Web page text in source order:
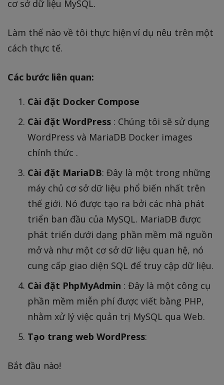
cơ sở dữ liệu MySQL.
Làm thế nào về tôi thực hiện ví dụ nêu trên một
cách thực tế.
Các bước liên quan:
Cài đặt Docker Compose
Cài đặt WordPress : Chúng tôi sẽ sử dụng
WordPress và MariaDB Docker images
chính thức .
Cài đặt MariaDB: Đây là một trong những
máy chủ cơ sở dữ liệu phổ biến nhất trên
thế giới. Nó được tạo ra bởi các nhà phát
triển ban đầu của MySQL. MariaDB được
phát triển dưới dạng phần mềm mã nguồn
mở và như một cơ sở dữ liệu quan hệ, nó
cung cấp giao diện SQL để truy cập dữ liệu.
Cài đặt PhpMyAdmin : Đây là một công cụ
phần mềm miễn phí được viết bằng PHP,
nhằm xử lý việc quản trị MySQL qua Web.
Tạo trang web WordPress:
Bắt đầu nào!